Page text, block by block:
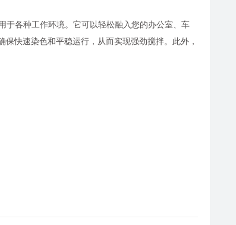
各种工作环境。它可以轻松融入您的办公室、车
快速染色和平稳运行，从而实现强劲搅拌。此外，